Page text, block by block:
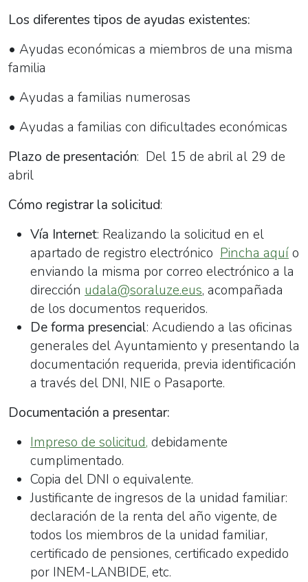
Los diferentes tipos de ayudas existentes:
• Ayudas económicas a miembros de una misma
familia
• Ayudas a familias numerosas
• Ayudas a familias con dificultades económicas
Plazo de presentación: Del 15 de abril al 29 de
abril
Cómo registrar la solicitud:
Vía Internet: Realizando la solicitud en el
apartado de registro electrónico Pincha aquío
enviando la misma por correo electrónico a la
dirección udala@soraluze.eus, acompañada
de los documentos requeridos.
De forma presencial: Acudiendo a las oficinas
generales del Ayuntamiento y presentando la
documentación requerida, previa identificación
a través del DNI, NIE o Pasaporte.
Documentación a presentar:
Impreso de solicitud, debidamente
cumplimentado.
Copia del DNI o equivalente.
Justificante de ingresos de la unidad familiar:
declaración de la renta del año vigente, de
todos los miembros de la unidad familiar,
certificado de pensiones, certificado expedido
por INEM-LANBIDE, etc.